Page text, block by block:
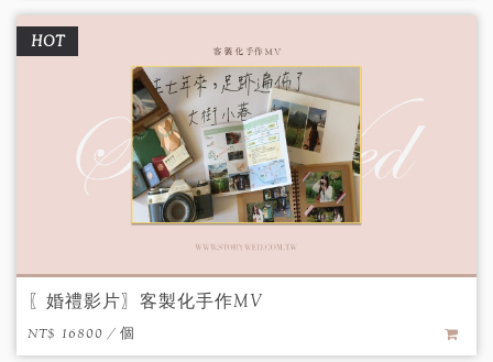
HOT
〖婚禮影片〗客製化手作MV
NT$ 16800 / 個